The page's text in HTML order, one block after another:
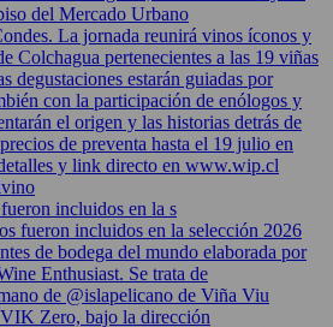
incluidos en la s